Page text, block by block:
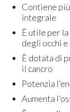
Contiene
integrale
È utile per
degli occhi
È dotata di
il cancro
Potenzia
Aumenta